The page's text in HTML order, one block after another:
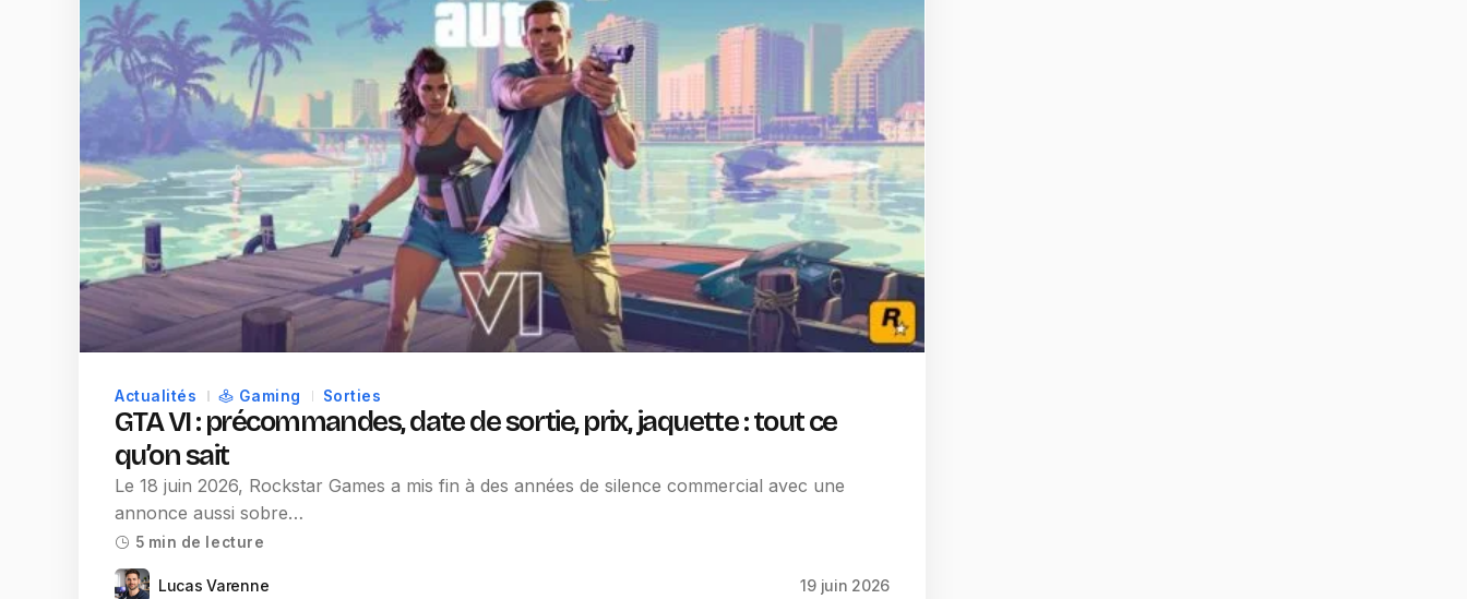
Actualités Gaming Sorties
GTA VI : précommandes, date de sortie, prix, jaquette : tout ce
qu’on sait
Le 18 juin 2026, Rockstar Games a mis fin à des années de silence commercial avec une
annonce aussi sobre…
5 min de lecture
Lucas Varenne 19 juin 2026